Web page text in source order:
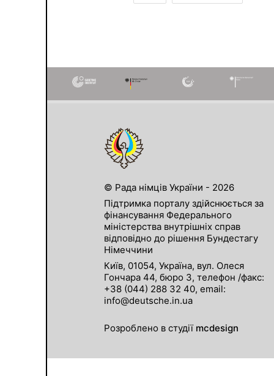
© Рада німців України - 2026
Підтримка порталу здійснюється за
фінансування Федерального
міністерства внутрішніх справ
відповідно до рішення Бундестагу
Німеччини
Київ, 01054, Україна, вул. Олеся
Гончара 44, бюро 3, телефон /факс:
+38 (044) 288 32 40, email:
info@deutsche.in.ua
Розроблено в студії mcdesign